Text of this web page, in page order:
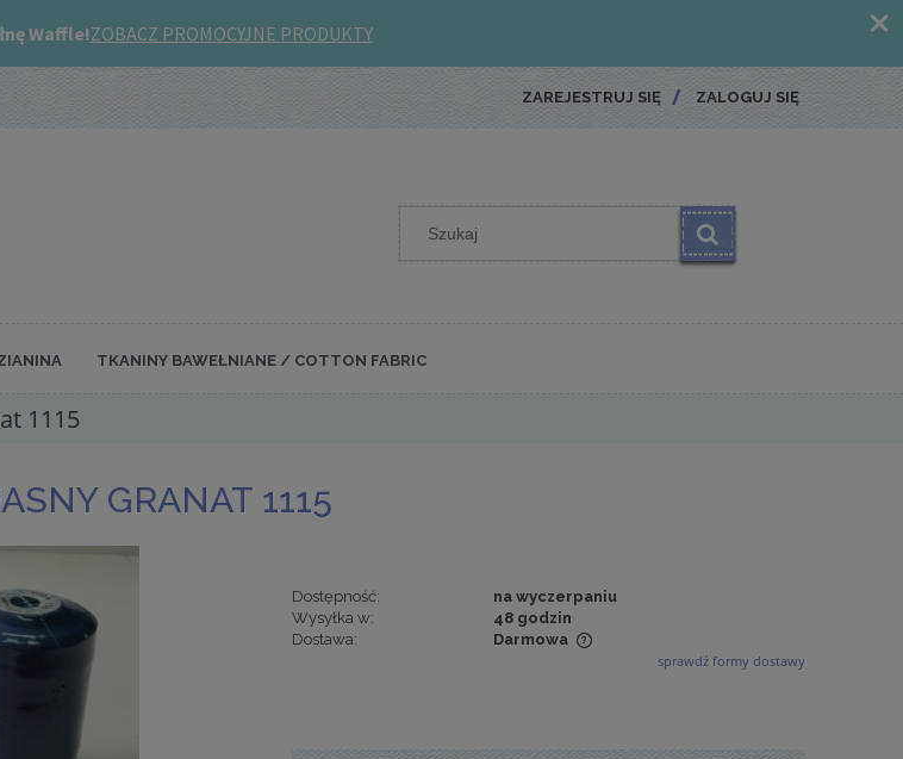
ZAREJESTRUJ SIĘ ZALOGUJ SIĘ
TKANINY BAWEŁNIANE / COTTON FABRIC
1115
GRANAT 1115
Dostępność:
na wyczerpaniu
Wysyłka w:
48 godzin
Dostawa:
Darmowa
sprawdź formy dostawy